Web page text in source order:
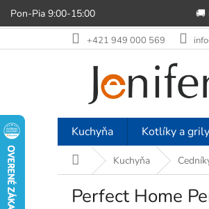
Pon-Pia 9:00-15:00 🚚
na
+421 949 000 569
Kuchyňa Kotlíky a grily
DomovKuchyňa
Perfect Home